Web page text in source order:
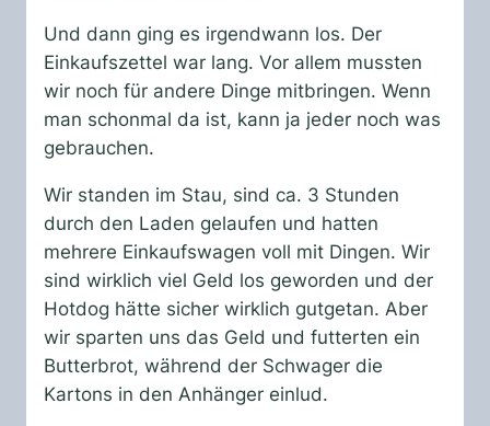
Und dann ging es irgendwann los. Der
Einkaufszettel war lang. Vor allem mussten
wir noch für andere Dinge mitbringen. Wenn
man schonmal da ist, kann ja jeder noch was
gebrauchen.
Wir standen im Stau, sind ca. 3 Stunden
durch den Laden gelaufen und hatten
mehrere Einkaufswagen voll mit Dingen. Wir
sind wirklich viel Geld los geworden und der
Hotdog hätte sicher wirklich gutgetan. Aber
wir sparten uns das Geld und futterten ein
Butterbrot, während der Schwager die
Kartons in den Anhänger einlud.